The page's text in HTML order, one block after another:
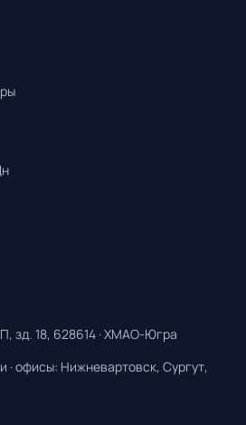
зд. 18, 628614 · ХМАО-Югра
· офисы: Нижневартовск, Сургут,